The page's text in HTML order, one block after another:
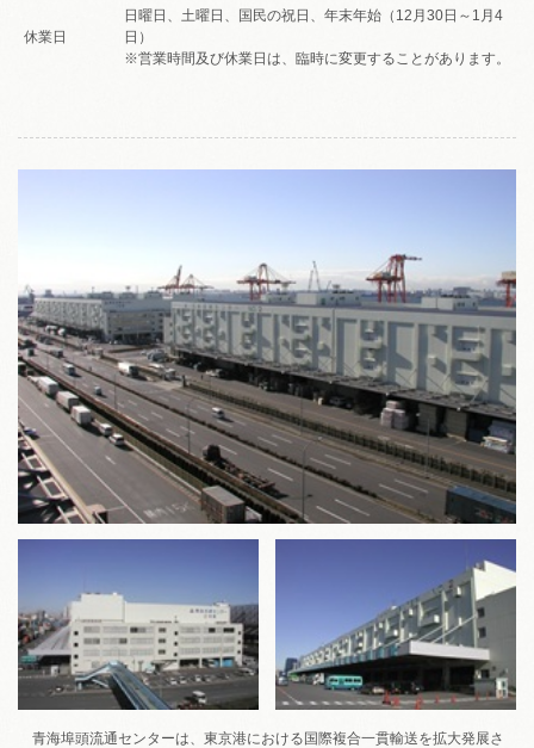
休業日
日曜日、土曜日、国民の祝日、年末年始（12月30日～1月4
日）
※営業時間及び休業日は、臨時に変更することがあります。
青海埠頭流通センターは、東京港における国際複合一貫輸送を拡大発展さ